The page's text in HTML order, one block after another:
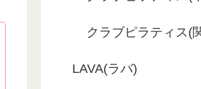
クラブピラティス(
LAVA(ラバ)